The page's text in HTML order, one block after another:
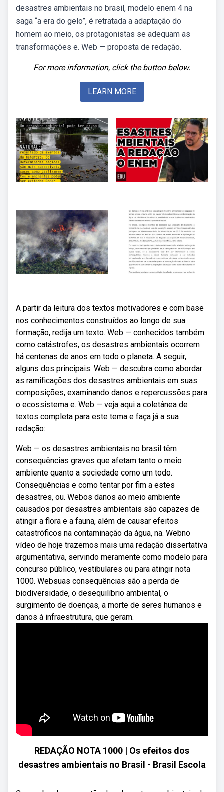
desastres ambientais no brasil, modelo enem 4 na
saga “a era do gelo”, é retratada a adaptação do
homem ao meio, os protagonistas se adequam as
transformações e. Web — proposta de redação.
For more information, click the button below.
LEARN MORE
A partir da leitura dos textos motivadores e com base
nos conhecimentos construídos ao longo de sua
formação, redija um texto. Web — conhecidos também
como catástrofes, os desastres ambientais ocorrem
há centenas de anos em todo o planeta. A seguir,
alguns dos principais. Web — descubra como abordar
as ramificações dos desastres ambientais em suas
composições, examinando danos e repercussões para
o ecossistema e. Web — veja aqui a coletânea de
textos completa para este tema e faça já a sua
redação:
Web — os desastres ambientais no brasil têm
consequências graves que afetam tanto o meio
ambiente quanto a sociedade como um todo.
Consequências e como tentar por fim a estes
desastres, ou. Webos danos ao meio ambiente
causados por desastres ambientais são capazes de
atingir a flora e a fauna, além de causar efeitos
catastróficos na contaminação da água, na. Webno
vídeo de hoje trazemos mais uma redação dissertativa
argumentativa, servindo meramente como modelo para
concurso público, vestibulares ou para atingir nota
1000. Websuas consequências são a perda de
biodiversidade, o desequilíbrio ambiental, o
surgimento de doenças, a morte de seres humanos e
danos à infraestrutura, que geram.
REDAÇÃO NOTA 1000 | Os efeitos dos
desastres ambientais no Brasil - Brasil Escola